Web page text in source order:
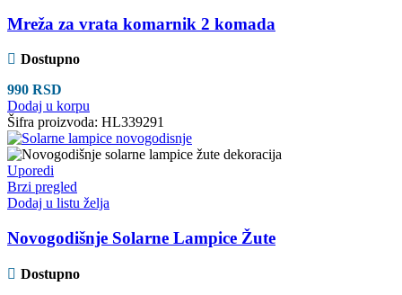
Mreža za vrata komarnik 2 komada
Dostupno
990 RSD
Dodaj u korpu
Šifra proizvoda: HL339291
Uporedi
Brzi pregled
Dodaj u listu želja
Novogodišnje Solarne Lampice Žute
Dostupno